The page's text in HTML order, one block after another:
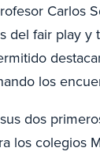
Carlos
del fair play y
los
dos
los colegios